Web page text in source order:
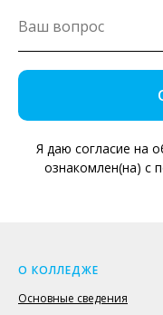
Я даю согласие на
ознакомлен(на) с
О КОЛЛЕДЖЕ
Основные сведения